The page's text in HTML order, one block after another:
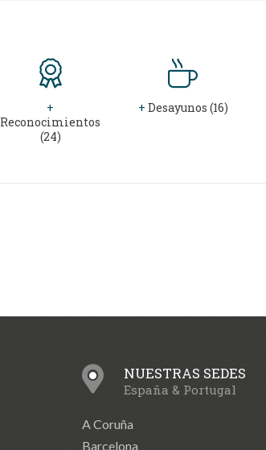
+
Reconocimientos
(24)
+ Desayunos (16)
NUESTRAS SEDES
España & Portugal
A Coruña
Barcelona